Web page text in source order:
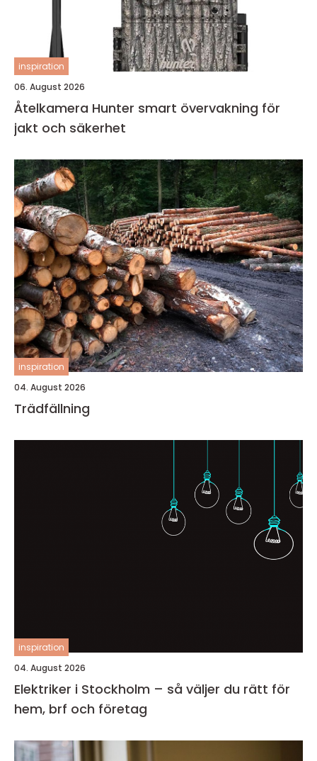
inspiration
06. August 2026
Åtelkamera Hunter smart övervakning för
jakt och säkerhet
inspiration
04. August 2026
Trädfällning
inspiration
04. August 2026
Elektriker i Stockholm – så väljer du rätt för
hem, brf och företag